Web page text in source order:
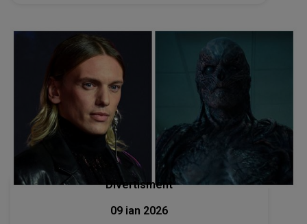
Divertisment
09 ian 2026